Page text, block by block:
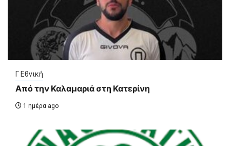
Γ Εθνική
Από την Καλαμαριά στη Κατερίνη
1 ημέρα ago